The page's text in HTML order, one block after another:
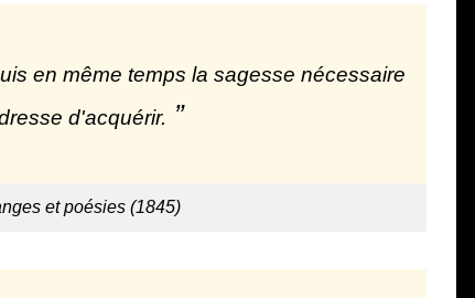
en même temps la sagesse nécessaire
d'acquérir.
et poésies (1845)